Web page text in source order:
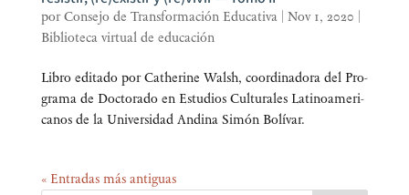
porConsejo de Transformación Educativa| Nov 1, 2020
Biblioteca virtual de educación
Libro edi­ta­do por Cathe­ri­ne Walsh, coor­di­na­do­ra del Pro­
gra­ma de Doc­to­ra­do en Estu­dios Cul­tu­ra­les Lati­no­ame­ri­
ca­nos de la Uni­ver­si­dad Andi­na Simón Bolívar.
« Entradas más antiguas